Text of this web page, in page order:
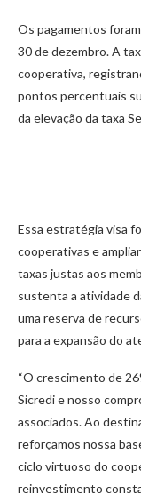
Os pagamentos
30 de dezembro. A
cooperativa,
pontos percentuais
da elevação da taxa
Essa estratégia visa
cooperativas e
taxas justas aos
sustenta a atividade
uma reserva de
para a expansão do
“O crescimento de
Sicredi e nosso
associados. Ao
reforçamos nossa
ciclo virtuoso do
reinvestimento